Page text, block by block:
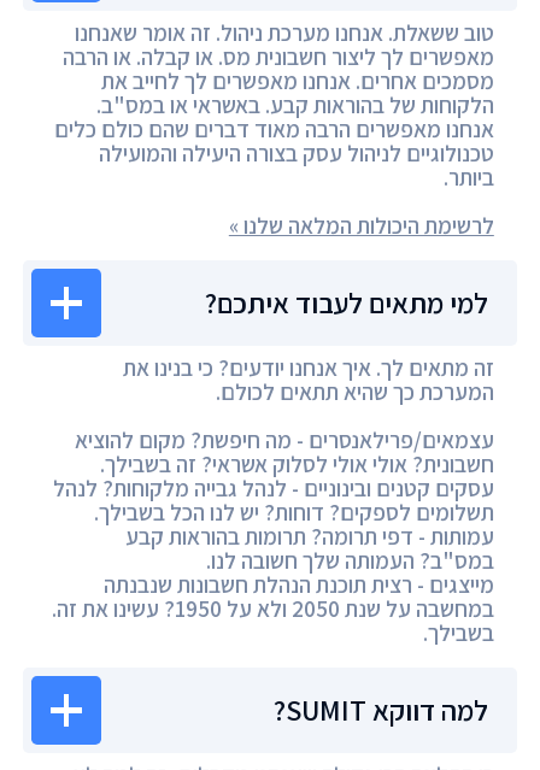
טוב ששאלת. אנחנו מערכת ניהול. זה אומר שאנחנו
מאפשרים לך ליצור חשבונית מס. או קבלה. או הרבה
מסמכים אחרים. אנחנו מאפשרים לך לחייב את
הלקוחות של בהוראות קבע. באשראי או במס"ב.
אנחנו מאפשרים הרבה מאוד דברים שהם כולם כלים
טכנולוגיים לניהול עסק בצורה היעילה והמועילה
ביותר.
לרשימת היכולות המלאה שלנו »
למי מתאים לעבוד איתכם?
זה מתאים לך. איך אנחנו יודעים? כי בנינו את
המערכת כך שהיא תתאים לכולם.
עצמאים/פרילאנסרים - מה חיפשת? מקום להוציא
חשבונית? אולי אולי לסלוק אשראי? זה בשבילך.
עסקים קטנים ובינוניים - לנהל גבייה מלקוחות? לנהל
תשלומים לספקים? דוחות? יש לנו הכל בשבילך.
עמותות - דפי תרומה? תרומות בהוראות קבע
במס"ב? העמותה שלך חשובה לנו.
מייצגים - רצית תוכנת הנהלת חשבונות שנבנתה
במחשבה על שנת 2050 ולא על 1950? עשינו את זה.
בשבילך.
למה דווקא SUMIT?